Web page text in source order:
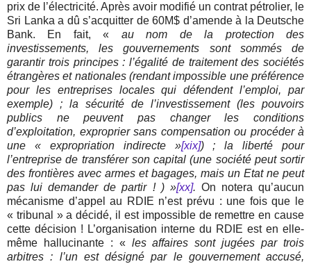
prix de l’électricité. Après avoir modifié un contrat pétrolier, le
Sri Lanka a dû s’acquitter de 60M$ d’amende à la Deutsche
Bank. En fait, « au nom de la protection des
investissements, les gouvernements sont sommés de
garantir trois principes : l’égalité de traitement des sociétés
étrangères et nationales (rendant impossible une préférence
pour les entreprises locales qui défendent l’emploi, par
exemple) ; la sécurité de l’investissement (les pouvoirs
publics ne peuvent pas changer les conditions
d’exploitation, exproprier sans compensation ou procéder à
une « expropriation indirecte »[xix]) ; la liberté pour
l’entreprise de transférer son capital (une société peut sortir
des frontières avec armes et bagages, mais un Etat ne peut
pas lui demander de partir ! ) »[xx]. On notera qu’aucun
mécanisme d’appel au RDIE n’est prévu : une fois que le
« tribunal » a décidé, il est impossible de remettre en cause
cette décision ! L’organisation interne du RDIE est en elle-
même hallucinante : « les affaires sont jugées par trois
arbitres : l’un est désigné par le gouvernement accusé,